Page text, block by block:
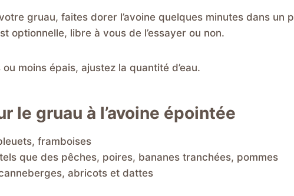
gruau, faites dorer l’avoine quelques minutes dans un
optionnelle, libre à vous de l’essayer ou non.
moins épais, ajustez la quantité d’eau.
le gruau à l’avoine épointée
framboises
que des pêches, poires, bananes tranchées, pommes
abricots et dattes